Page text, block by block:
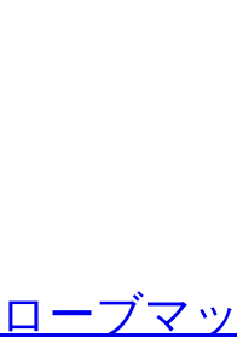
ーブマ